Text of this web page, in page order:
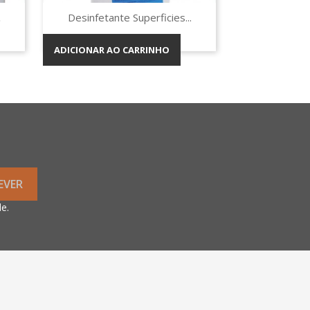
Vista rápida
Desinfetante Superficies...
ADICIONAR AO CARRINHO
.